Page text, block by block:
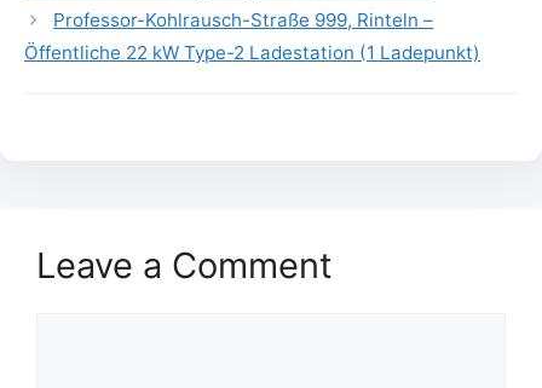
Professor-Kohlrausch-Straße 999, Rinteln –
Öffentliche 22 kW Type-2 Ladestation (1 Ladepunkt)
Leave a Comment